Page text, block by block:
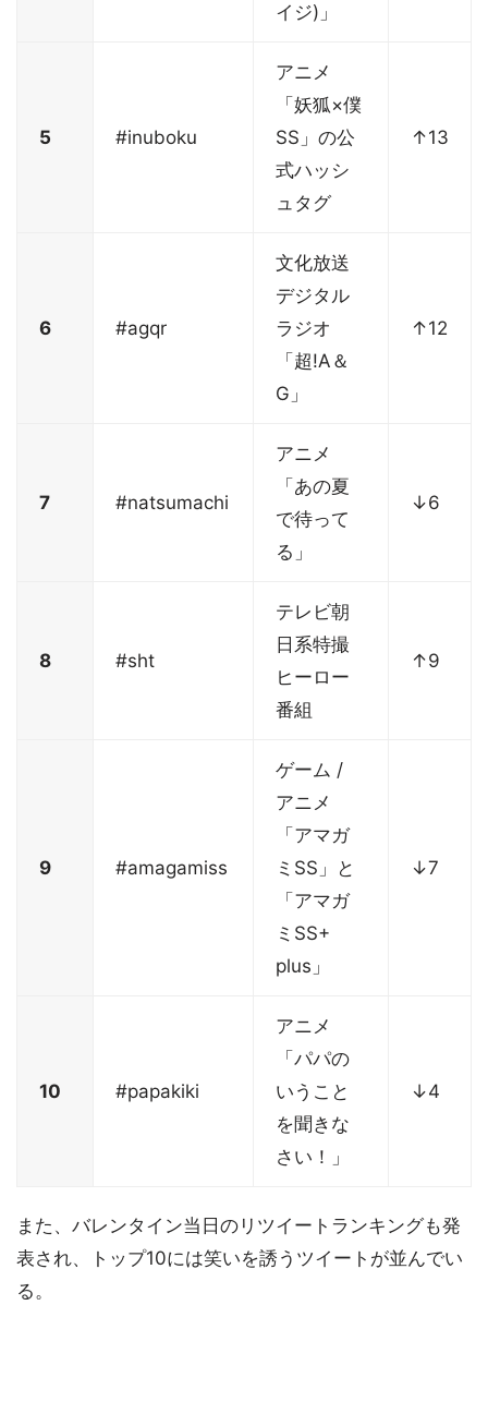
イジ)」
5 #inuboku
アニメ
「妖狐×僕
SS」の公
式ハッシ
ュタグ
↑13
6 #agqr
文化放送
デジタル
ラジオ
「超!A＆
G」
↑12
7 #natsumachi
アニメ
「あの夏
で待って
る」
↓6
8 #sht
テレビ朝
日系特撮
ヒーロー
番組
↑9
9 #amagamiss
ゲーム /
アニメ
「アマガ
ミSS」と
「アマガ
ミSS+
plus」
↓7
10 #papakiki
アニメ
「パパの
いうこと
を聞きな
さい！」
↓4
また、バレンタイン当日のリツイートランキングも発
表され、トップ10には笑いを誘うツイートが並んでい
る。